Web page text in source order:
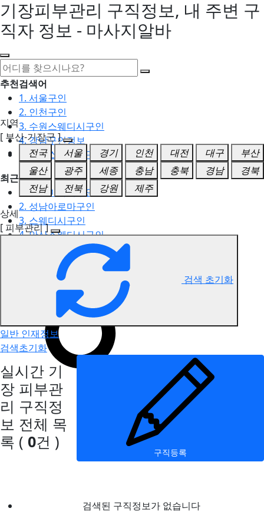
기장피부관리 구직정보, 내 주변 구
직자 정보 - 마사지알바
추천검색어
1. 서울구인
2. 인천구인
3. 수원스웨디시구인
4. 강남구인정보
5. 동탄스웨디시구인
최근검색어
1. 일산마사지구인
2. 성남아로마구인
3. 스웨디시구인
4. 안산스웨디시구인
5. 아로마구인
기장 피부관리 구직정보
지역
[ 부산-기장군 ]
전국
서울 경기 인천 대전 대구
부산
울산
광주 세종 충남 충북 경남
경북
전남
전북 강원
제주
상세
[ 피부관리 ]
검색 초기화
일반 인재정보
검색초기화
실시간 기
장 피부관
리 구직정
보 전체 목
록 ( 0건 )
구직등록
검색된 구직정보가 없습니다